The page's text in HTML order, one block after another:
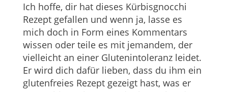
Ich hoffe, dir hat dieses Kürbisgnocchi
Rezept gefallen und wenn ja, lasse es
mich doch in Form eines Kommentars
wissen oder teile es mit jemandem, der
vielleicht an einer Glutenintoleranz leidet.
Er wird dich dafür lieben, dass du ihm ein
glutenfreies Rezept gezeigt hast, was er